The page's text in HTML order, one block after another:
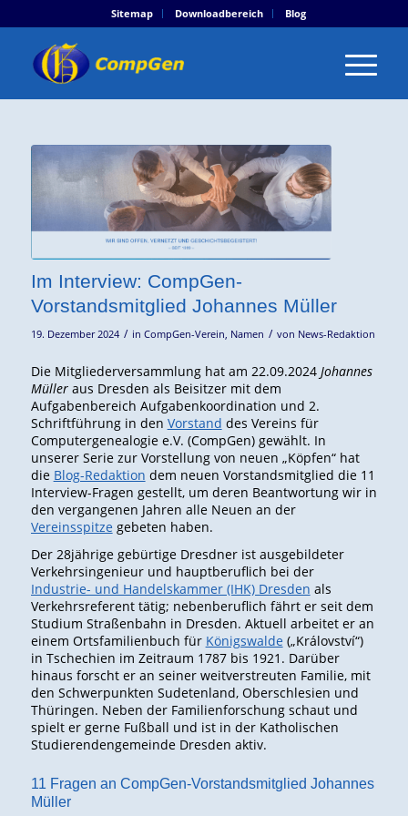
Sitemap Downloadbereich Blog
Im Interview: CompGen-
Vorstandsmitglied Johannes Müller
19. Dezember 2024 / in CompGen-Verein Namen / von News-Redaktion
Die Mitgliederversammlung hat am 22.09.2024 Johannes
Müller aus Dresden als Beisitzer mit dem
Aufgabenbereich Aufgabenkoordination und 2.
Schriftführung in den Vorstand des Vereins für
Computergenealogie e.V. (CompGen) gewählt. In
unserer Serie zur Vorstellung von neuen „Köpfen“ hat
die Blog-Redaktion dem neuen Vorstandsmitglied die 11
Interview-Fragen gestellt, um deren Beantwortung wir in
den vergangenen Jahren alle Neuen an der
Vereinsspitze gebeten haben.
Der 28jährige gebürtige Dresdner ist ausgebildeter
Verkehrsingenieur und hauptberuflich bei der
Industrie- und Handelskammer (IHK) Dresden als
Verkehrsreferent tätig; nebenberuflich fährt er seit dem
Studium Straßenbahn in Dresden. Aktuell arbeitet er an
einem Ortsfamilienbuch für Königswalde („Království“)
in Tschechien im Zeitraum 1787 bis 1921. Darüber
hinaus forscht er an seiner weitverstreuten Familie, mit
den Schwerpunkten Sudetenland, Oberschlesien und
Thüringen. Neben der Familienforschung schaut und
spielt er gerne Fußball und ist in der Katholischen
Studierendengemeinde Dresden aktiv.
11 Fragen an CompGen-Vorstandsmitglied Johannes
Müller